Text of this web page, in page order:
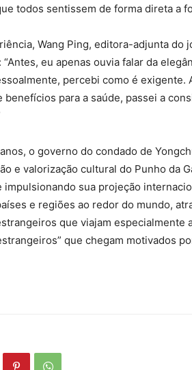
todos sentissem de forma direta a
Wang Ping, editora-adjunta do
eu apenas ouvia falar da
percebi como é exigente.
benefícios para a saúde, passei a
o governo do condado de
e valorização cultural do Punho da
impulsionando sua projeção
e regiões ao redor do mundo,
que viajam especialmente
que chegam motivados